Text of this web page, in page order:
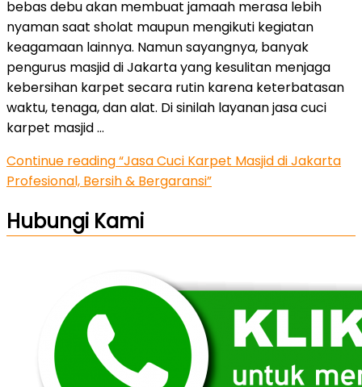
bebas debu akan membuat jamaah merasa lebih
nyaman saat sholat maupun mengikuti kegiatan
keagamaan lainnya. Namun sayangnya, banyak
pengurus masjid di Jakarta yang kesulitan menjaga
kebersihan karpet secara rutin karena keterbatasan
waktu, tenaga, dan alat. Di sinilah layanan jasa cuci
karpet masjid …
Continue reading“Jasa Cuci Karpet Masjid di Jakarta
Profesional, Bersih & Bergaransi”
Hubungi Kami